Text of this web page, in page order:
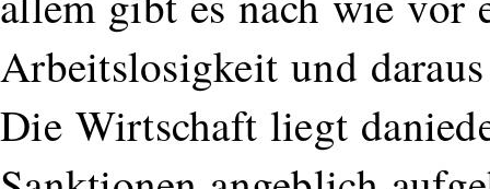
Arbeitslosigkeit und
Die Wirtschaft liegt